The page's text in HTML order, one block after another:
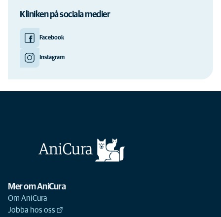
Kliniken på sociala medier
Facebook
Instagram
Mer om AniCura
Om AniCura
Jobba hos oss